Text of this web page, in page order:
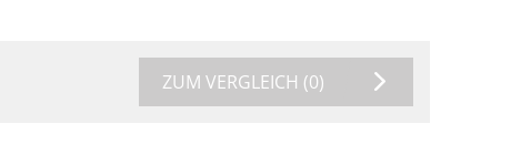
ZUM VERGLEICH (0)